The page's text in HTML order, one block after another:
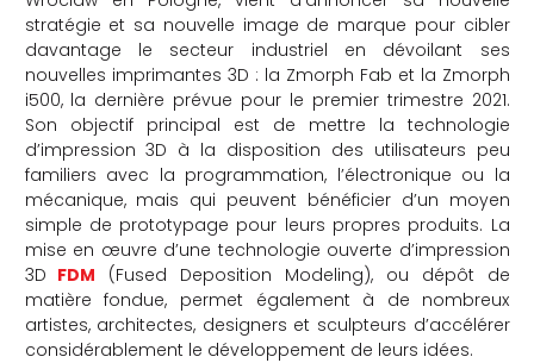
stratégie et sa nouvelle image de marque pour cibler
davantage le secteur industriel en dévoilant ses
nouvelles imprimantes 3D : la Zmorph Fab et la Zmorph
i500, la dernière prévue pour le premier trimestre 2021.
Son objectif principal est de mettre la technologie
d’impression 3D à la disposition des utilisateurs peu
familiers avec la programmation, l’électronique ou la
mécanique, mais qui peuvent bénéficier d’un moyen
simple de prototypage pour leurs propres produits. La
mise en œuvre d’une technologie ouverte d’impression
3D FDM (Fused Deposition Modeling), ou dépôt de
matière fondue, permet également à de nombreux
artistes, architectes, designers et sculpteurs d’accélérer
considérablement le développement de leurs idées.